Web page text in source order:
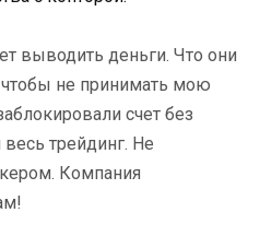
выводить деньги. Что они
не принимать мою
счет без
трейдинг. Не
Компания